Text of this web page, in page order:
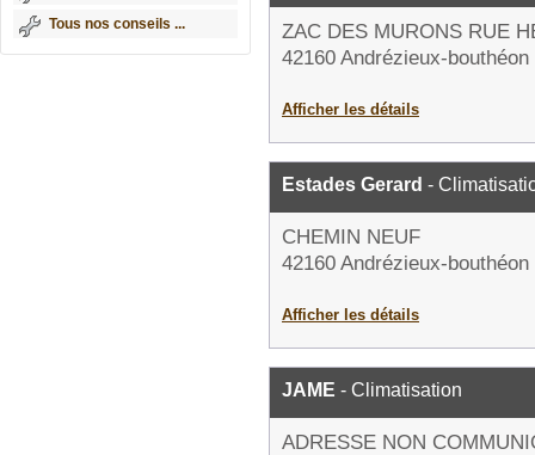
Tous nos conseils ...
ZAC DES MURONS RUE
42160 Andrézieux-bouthéon
Afficher les détails
Estades Gerard -
CHEMIN NEUF
42160 Andrézieux-bouthéon
Afficher les détails
JAME - Climatisation
ADRESSE NON